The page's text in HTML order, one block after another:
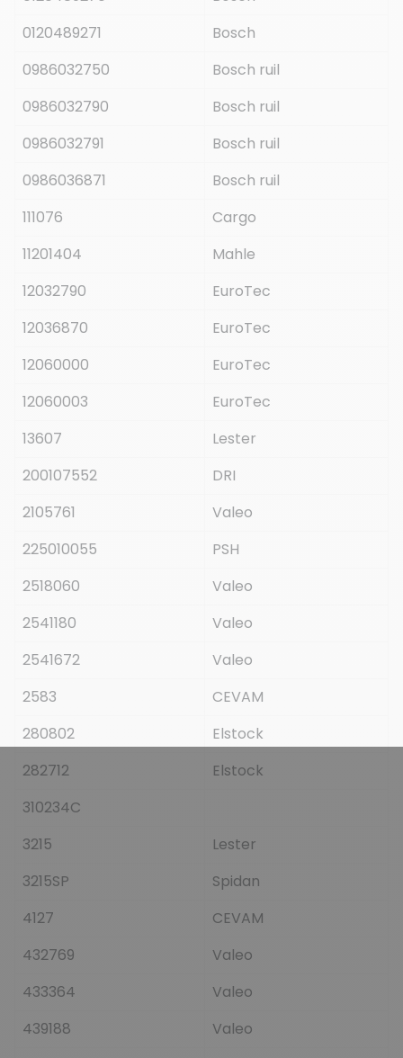
0120489271
Bosch
0986032750
Bosch ruil
0986032790
Bosch ruil
0986032791
Bosch ruil
0986036871
Bosch ruil
111076
Cargo
11201404
Mahle
12032790
EuroTec
12036870
EuroTec
12060000
EuroTec
12060003
EuroTec
13607
Lester
200107552
DRI
2105761
Valeo
225010055
PSH
2518060
Valeo
2541180
Valeo
2541672
Valeo
2583
CEVAM
280802
Elstock
282712
Elstock
310234C
3215
Lester
3215SP
Spidan
4127
CEVAM
432769
Valeo
433364
Valeo
439188
Valeo